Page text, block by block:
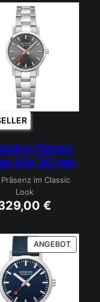
Classic
Uhr 30 mm
im Classic
Look
€
ANGEBOT
IM